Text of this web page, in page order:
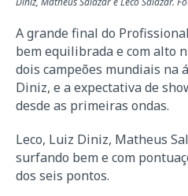
A grande final do
bem equilibrada e com alto
dois campeões mundiais na
Diniz, e a expectativa de
desde as primeiras ondas.
Leco, Luiz Diniz, Matheus
surfando bem e com
dos seis pontos.